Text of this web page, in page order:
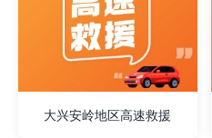
大兴安岭地区高速救援